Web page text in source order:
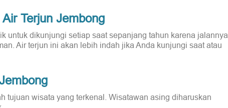
Terjun Jembong
untuk dikunjungi setiap saat sepanjang tahun karena jalannya
Air terjun ini akan lebih indah jika Anda kunjungi saat atau
tujuan wisata yang terkenal. Wisatawan asing diharuskan